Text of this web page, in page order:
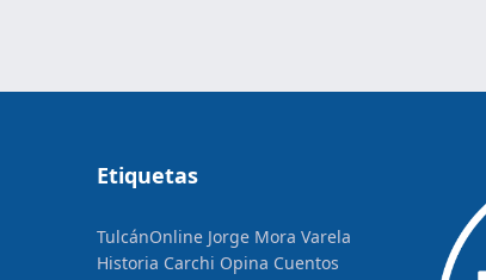
Etiquetas
TulcánOnline Jorge Mora Varela
Historia Carchi Opina Cuentos